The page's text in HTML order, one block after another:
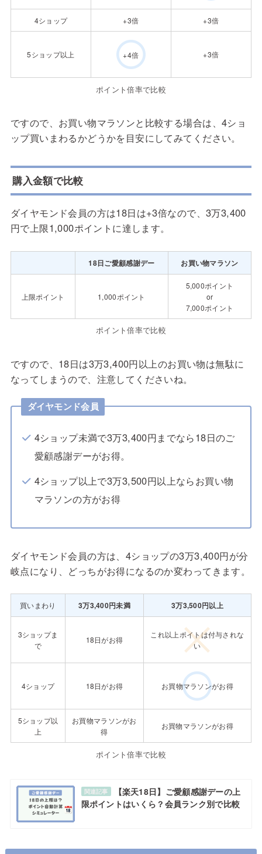
4ショップ +3倍 +3倍
5ショップ以上 +4倍 +3倍
ポイント倍率で比較
ですので、お買い物マラソンと比較する場合は、4ショ
ップ買いまわるかどうかを目安にしてみてください。
購入金額で比較
ダイヤモンド会員の方は18日は+3倍なので、3万3,400
円で上限1,000ポイントに達します。
18日ご愛顧感謝デー お買い物マラソン
上限ポイント 1,000ポイント
5,000ポイント
or
7,000ポイント
ポイント倍率で比較
ですので、18日は3万3,400円以上のお買い物は無駄に
なってしまうので、注意してくださいね。
ダイヤモンド会員
4ショップ未満で3万3,400円までなら18日のご
愛顧感謝デーがお得。
4ショップ以上で3万3,500円以上ならお買い物
マラソンの方がお得
ダイヤモンド会員の方は、4ショップの3万3,400円が分
岐点になり、どっちがお得になるのか変わってきます。
買いまわり 3万3,400円未満 3万3,500円以上
3ショップま
で
18日がお得
これ以上ポイトは付与されな
い
4ショップ 18日がお得 お買物マラソンがお得
5ショップ以
上
お買物マラソンがお
得
お買物マラソンがお得
ポイント倍率で比較
関連記事
【楽天18日】ご愛顧感謝デーの上
限ポイントはいくら？会員ランク別で比較